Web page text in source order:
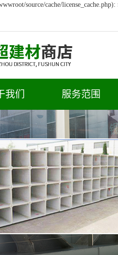
source/cache/
我们 服务范围